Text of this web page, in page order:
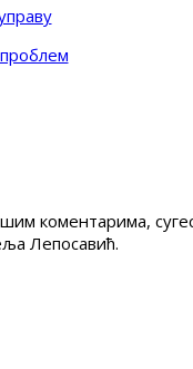
коментарима,
Лепосавић.